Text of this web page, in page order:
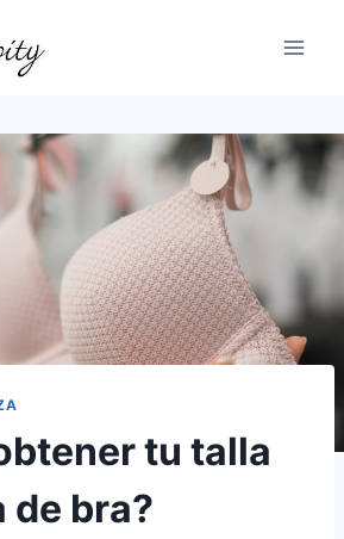
tu talla
bra?